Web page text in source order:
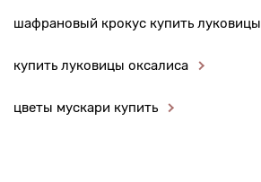
шафрановый крокус купить луковицы
купить луковицы оксалиса
цветы мускари купить